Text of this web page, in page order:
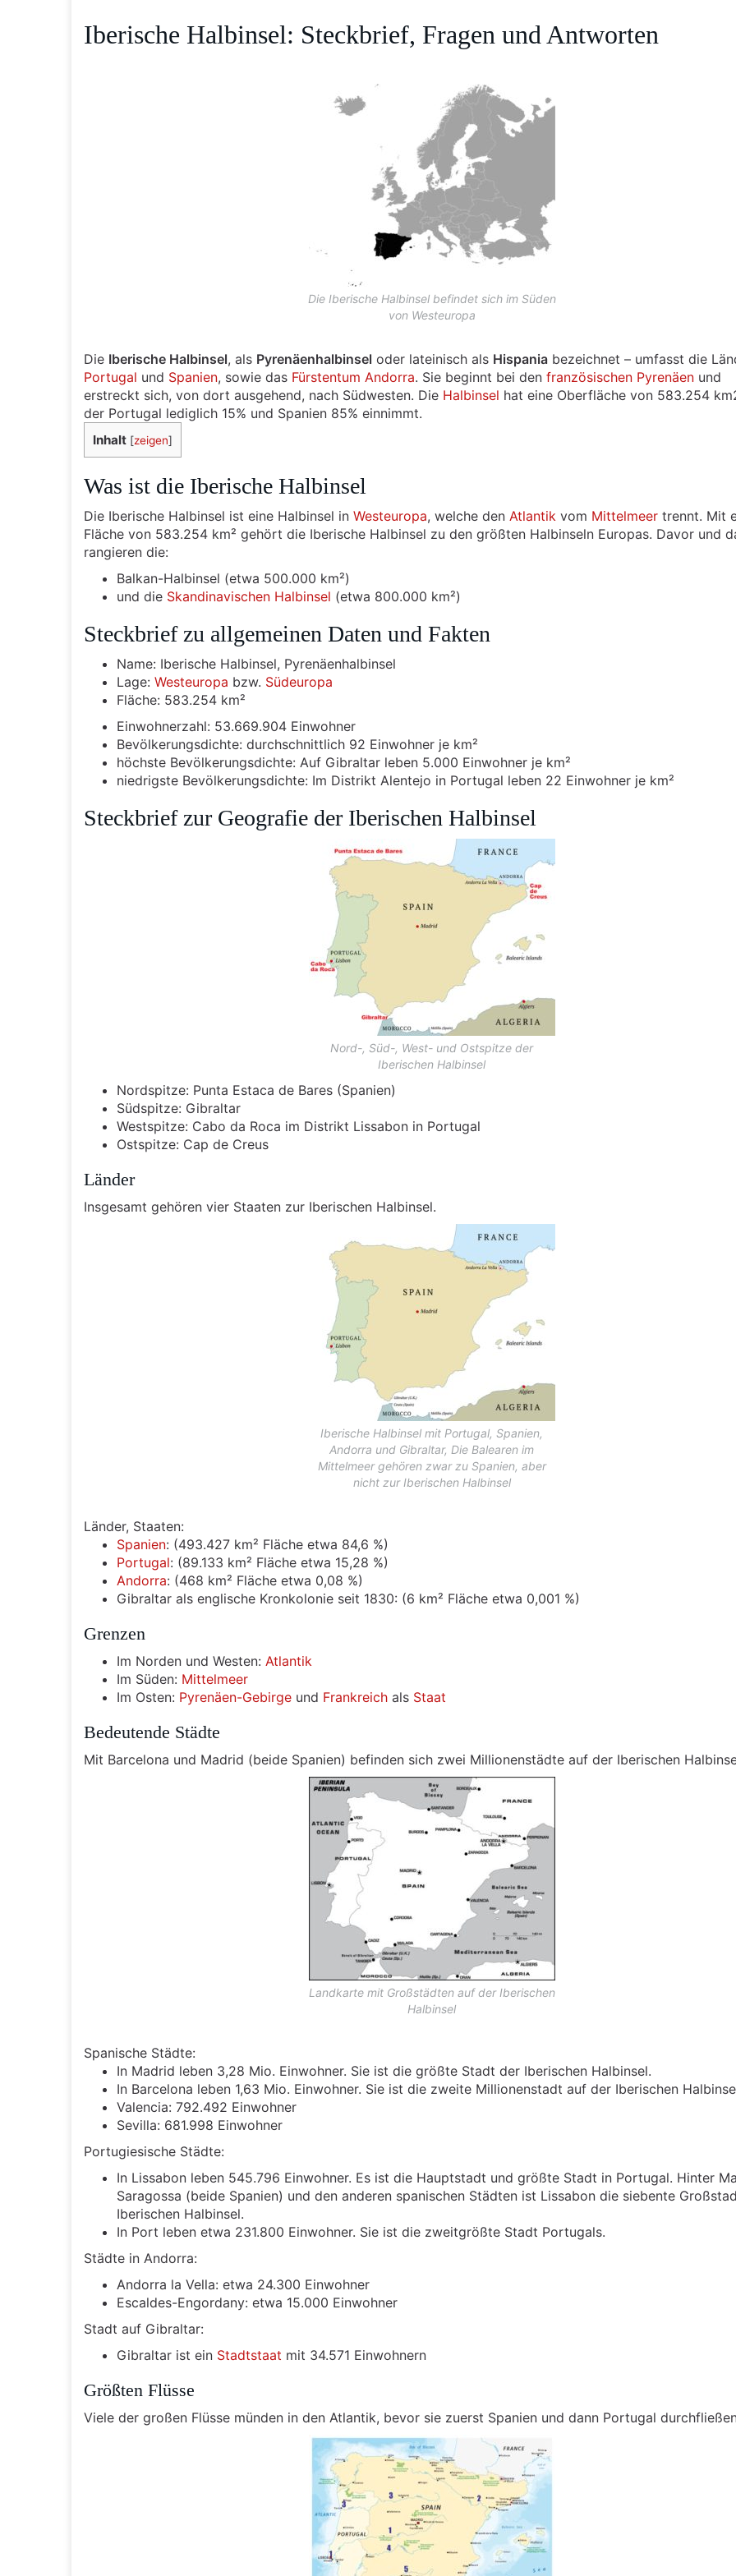
Iberische Halbinsel: Steckbrief, Fragen und Antworten
Die Iberische Halbinsel befindet sich im Süden
von Westeuropa
Die Iberische Halbinsel, als Pyrenäenhalbinsel oder lateinisch als Hispania bezeichnet – umfasst die
Portugal und Spanien, sowie das Fürstentum Andorra. Sie beginnt bei den französischen Pyrenäen und
erstreckt sich, von dort ausgehend, nach Südwesten. Die Halbinsel hat eine Oberfläche von 583.254
der Portugal lediglich 15% und Spanien 85% einnimmt.
Inhalt [zeigen]
Was ist die Iberische Halbinsel
Die Iberische Halbinsel ist eine Halbinsel in Westeuropa, welche den Atlantik vom Mittelmeer trennt. Mit
Fläche von 583.254 km² gehört die Iberische Halbinsel zu den größten Halbinseln Europas. Davor und
rangieren die:
Balkan-Halbinsel (etwa 500.000 km²)
und die Skandinavischen Halbinsel (etwa 800.000 km²)
Steckbrief zu allgemeinen Daten und Fakten
Name: Iberische Halbinsel, Pyrenäenhalbinsel
Lage: Westeuropa bzw. Südeuropa
Fläche: 583.254 km²
Einwohnerzahl: 53.669.904 Einwohner
Bevölkerungsdichte: durchschnittlich 92 Einwohner je km²
höchste Bevölkerungsdichte: Auf Gibraltar leben 5.000 Einwohner je km²
niedrigste Bevölkerungsdichte: Im Distrikt Alentejo in Portugal leben 22 Einwohner je km²
Steckbrief zur Geografie der Iberischen Halbinsel
Nord-, Süd-, West- und Ostspitze der
Iberischen Halbinsel
Nordspitze: Punta Estaca de Bares (Spanien)
Südspitze: Gibraltar
Westspitze: Cabo da Roca im Distrikt Lissabon in Portugal
Ostspitze: Cap de Creus
Länder
Insgesamt gehören vier Staaten zur Iberischen Halbinsel.
Iberische Halbinsel mit Portugal, Spanien,
Andorra und Gibraltar, Die Balearen im
Mittelmeer gehören zwar zu Spanien, aber
nicht zur Iberischen Halbinsel
Länder, Staaten:
Spanien: (493.427 km² Fläche etwa 84,6 %)
Portugal: (89.133 km² Fläche etwa 15,28 %)
Andorra: (468 km² Fläche etwa 0,08 %)
Gibraltar als englische Kronkolonie seit 1830: (6 km² Fläche etwa 0,001 %)
Grenzen
Im Norden und Westen: Atlantik
Im Süden: Mittelmeer
Im Osten: Pyrenäen-Gebirge und Frankreich als Staat
Bedeutende Städte
Mit Barcelona und Madrid (beide Spanien) befinden sich zwei Millionenstädte auf der Iberischen
Landkarte mit Großstädten auf der Iberischen
Halbinsel
Spanische Städte:
In Madrid leben 3,28 Mio. Einwohner. Sie ist die größte Stadt der Iberischen Halbinsel.
In Barcelona leben 1,63 Mio. Einwohner. Sie ist die zweite Millionenstadt auf der Iberischen
Valencia: 792.492 Einwohner
Sevilla: 681.998 Einwohner
Portugiesische Städte:
In Lissabon leben 545.796 Einwohner. Es ist die Hauptstadt und größte Stadt in Portugal. Hinter
Saragossa (beide Spanien) und den anderen spanischen Städten ist Lissabon die siebente
Iberischen Halbinsel.
In Port leben etwa 231.800 Einwohner. Sie ist die zweitgrößte Stadt Portugals.
Städte in Andorra:
Andorra la Vella: etwa 24.300 Einwohner
Escaldes-Engordany: etwa 15.000 Einwohner
Stadt auf Gibraltar:
Gibraltar ist ein Stadtstaat mit 34.571 Einwohnern
Größten Flüsse
Viele der großen Flüsse münden in den Atlantik, bevor sie zuerst Spanien und dann Portugal